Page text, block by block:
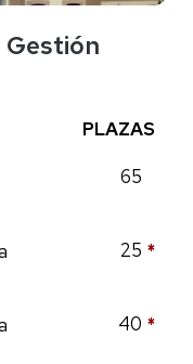
Gestión
PLAZAS
65
25 *
40 *